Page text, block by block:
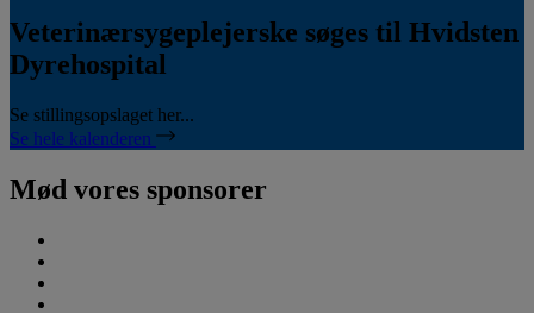
Veterinærsygeplejerske søges til Hvidsten
Dyrehospital
Se stillingsopslaget her...
Se hele kalenderen
Mød vores sponsorer